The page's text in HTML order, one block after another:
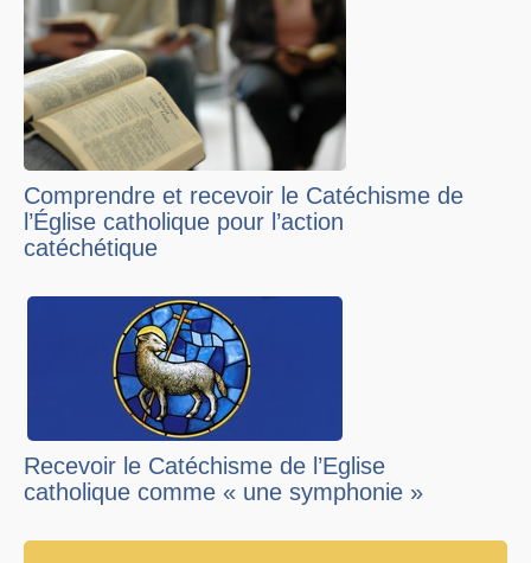
Comprendre et recevoir le Catéchisme de
l’Église catholique pour l’action
catéchétique
Recevoir le Catéchisme de l’Eglise
catholique comme « une symphonie »